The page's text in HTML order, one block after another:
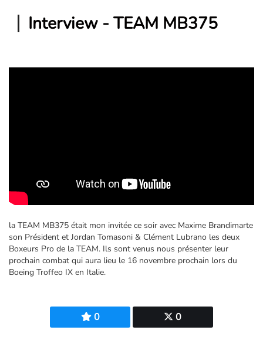
Interview - TEAM MB375
0 0
la TEAM MB375 était mon invitée ce soir avec Maxime Brandimarte
son Président et Jordan Tomasoni & Clément Lubrano les deux
Boxeurs Pro de la TEAM. Ils sont venus nous présenter leur
prochain combat qui aura lieu le 16 novembre prochain lors du
Boeing Troffeo IX en Italie.